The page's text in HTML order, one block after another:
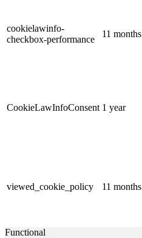
cookielawinfo-
checkbox-performance
11 months
CookieLawInfoConsent 1 year
viewed_cookie_policy 11 months
Functional